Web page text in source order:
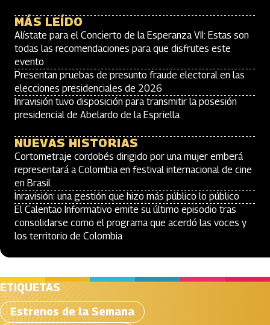
MÁS LEÍDO
Alístate para el Concierto de la Esperanza VII: Estas son
todas las recomendaciones para que disfrutes este
evento
Presentan pruebas de presunto fraude electoral en las
elecciones presidenciales de 2026
Inravisión tuvo disposición para transmitir la posesión
presidencial de Abelardo de la Espriella
NUEVAS HISTORIAS
Cortometraje cordobés dirigido por una mujer emberá
representará a Colombia en festival internacional de cine
en Brasil
Inravisión: una gestión que hizo más público lo público
El Calentao Informativo emite su último episodio tras
consolidarse como el programa que acerdó las voces y
los territorio de Colombia
ETIQUETAS
Estrenos de la Semana